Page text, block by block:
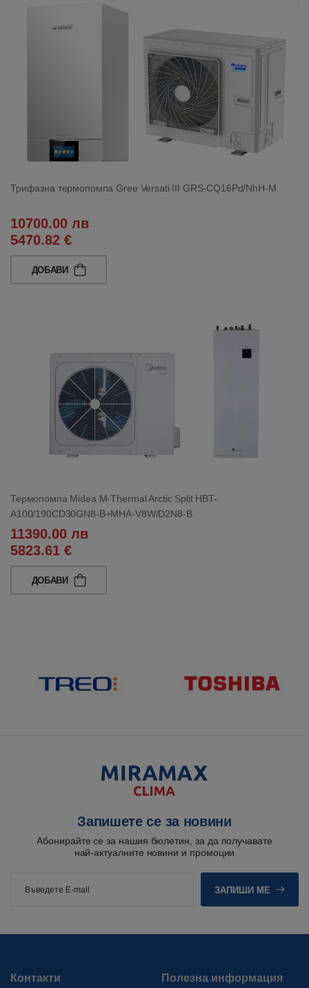
Трифазна термопомпа Gree Versati III GRS-CQ16Pd/NhH-M
10700.00 лв
5470.82 €
ДОБАВИ
Термопомпа Midea M-Thermal Arctic Split HBT-
A100/190CD30GN8-B+MHA-V8W/D2N8-B
11390.00 лв
5823.61 €
ДОБАВИ
Запишете се за новини
Абонирайте се за нашия бюлетин, за да получавате
най-актуалните новини и промоции
ЗАПИШИ МЕ
Контакти Полезна информация